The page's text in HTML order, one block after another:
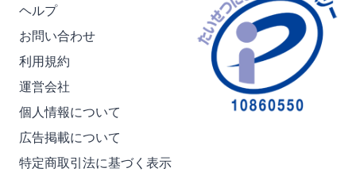
ヘルプ
お問い合わせ
利用規約
運営会社
個人情報について
広告掲載について
特定商取引法に基づく表示